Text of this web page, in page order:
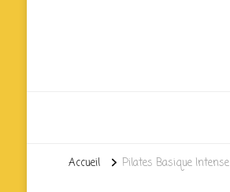
Accueil Pilates Basique Intense